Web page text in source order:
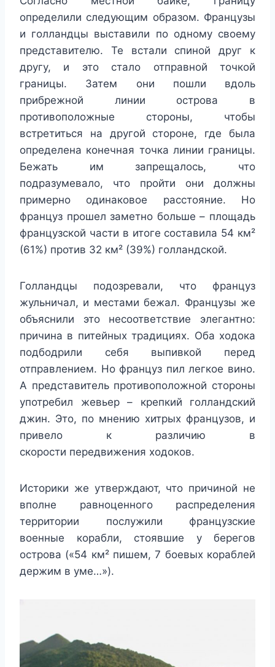
определили следующим образом. Французы
и голландцы выставили по одному своему
представителю. Те встали спиной друг к
другу, и это стало отправной точкой
границы. Затем они пошли вдоль
прибрежной линии острова в
противоположные стороны, чтобы
встретиться на другой стороне, где была
определена конечная точка линии границы.
Бежать им запрещалось, что
подразумевало, что пройти они должны
примерно одинаковое расстояние. Но
француз прошел заметно больше – площадь
французской части в итоге составила 54 км²
(61%) против 32 км² (39%) голландской.
Голландцы подозревали, что француз
жульничал, и местами бежал. Французы же
объяснили это несоответствие элегантно:
причина в питейных традициях. Оба ходока
подбодрили себя выпивкой перед
отправлением. Но француз пил легкое вино.
А представитель противоположной стороны
употребил жевьер – крепкий голландский
джин. Это, по мнению хитрых французов, и
привело к различию в
скорости передвижения ходоков.
Историки же утверждают, что причиной не
вполне равноценного распределения
территории послужили французские
военные корабли, стоявшие у берегов
острова («54 км² пишем, 7 боевых кораблей
держим в уме…»).